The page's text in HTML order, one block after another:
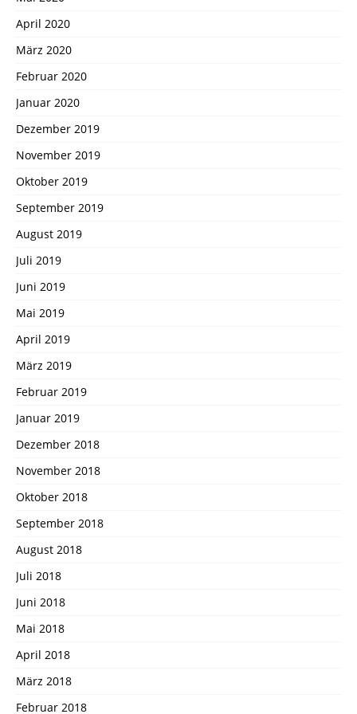
April 2020
März 2020
Februar 2020
Januar 2020
Dezember 2019
November 2019
Oktober 2019
September 2019
August 2019
Juli 2019
Juni 2019
Mai 2019
April 2019
März 2019
Februar 2019
Januar 2019
Dezember 2018
November 2018
Oktober 2018
September 2018
August 2018
Juli 2018
Juni 2018
Mai 2018
April 2018
März 2018
Februar 2018